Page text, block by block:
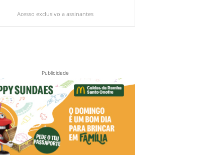
Acesso exclusivo a assinantes
Publicidade